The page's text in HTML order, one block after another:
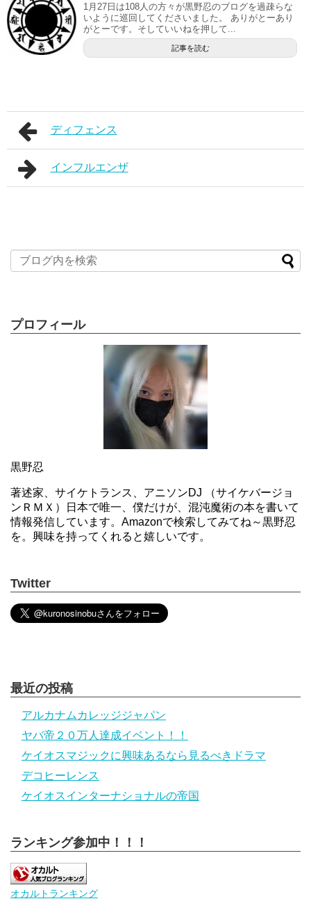
1月27日は108人の方々が黒野忍のブログを過疎らな
いように巡回してくださいました。 ありがとーあり
がとーです。そしていいねを押して...
記事を読む
ディフェンス
インフルエンザ
プロフィール
黒野忍
著述家、サイケトランス、アニソンDJ （サイケバージョ
ンＲＭＸ）日本で唯一、僕だけが、混沌魔術の本を書いて
情報発信しています。Amazonで検索してみてね～黒野忍
を。興味を持ってくれると嬉しいです。
Twitter
最近の投稿
アルカナムカレッジジャパン
ヤバ帝２０万人達成イベント！！
ケイオスマジックに興味あるなら見るべきドラマ
デコヒーレンス
ケイオスインターナショナルの帝国
ランキング参加中！！！
オカルトランキング